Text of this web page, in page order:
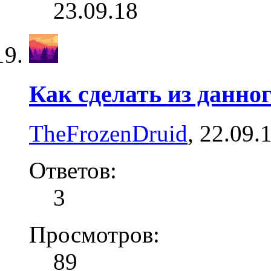
23.09.18
Как сделать из
TheFrozenDruid,
Ответов:
3
Просмотров:
89